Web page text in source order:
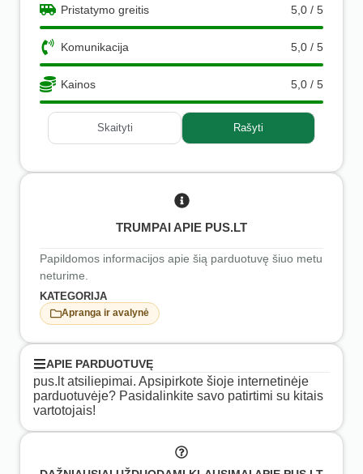
Pristatymo greitis 5,0 / 5
Komunikacija 5,0 / 5
Kainos 5,0 / 5
Skaityti Rašyti
TRUMPAI APIE PUS.LT
Papildomos informacijos apie šią parduotuvę šiuo metu
neturime.
KATEGORIJA
Apranga ir avalynė
APIE PARDUOTUVĘ
pus.lt atsiliepimai. Apsipirkote šioje internetinėje
parduotuvėje? Pasidalinkite savo patirtimi su kitais
vartotojais!